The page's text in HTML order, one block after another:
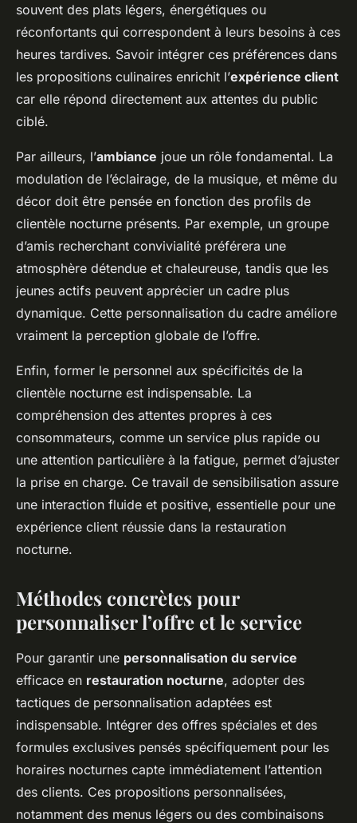
souvent des plats légers, énergétiques ou
réconfortants qui correspondent à leurs besoins à ces
heures tardives. Savoir intégrer ces préférences dans
les propositions culinaires enrichit l’expérience client
car elle répond directement aux attentes du public
ciblé.
Par ailleurs, l’ambiance joue un rôle fondamental. La
modulation de l’éclairage, de la musique, et même du
décor doit être pensée en fonction des profils de
clientèle nocturne présents. Par exemple, un groupe
d’amis recherchant convivialité préférera une
atmosphère détendue et chaleureuse, tandis que les
jeunes actifs peuvent apprécier un cadre plus
dynamique. Cette personnalisation du cadre améliore
vraiment la perception globale de l’offre.
Enfin, former le personnel aux spécificités de la
clientèle nocturne est indispensable. La
compréhension des attentes propres à ces
consommateurs, comme un service plus rapide ou
une attention particulière à la fatigue, permet d’ajuster
la prise en charge. Ce travail de sensibilisation assure
une interaction fluide et positive, essentielle pour une
expérience client réussie dans la restauration
nocturne.
Méthodes concrètes pour
personnaliser l’offre et le service
Pour garantir une personnalisation du service
efficace en restauration nocturne, adopter des
tactiques de personnalisation adaptées est
indispensable. Intégrer des offres spéciales et des
formules exclusives pensés spécifiquement pour les
horaires nocturnes capte immédiatement l’attention
des clients. Ces propositions personnalisées,
notamment des menus légers ou des combinaisons